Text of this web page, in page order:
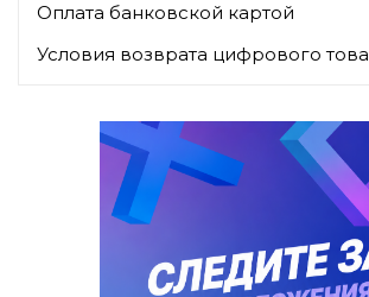
Оплата банковской картой
Условия возврата цифрового